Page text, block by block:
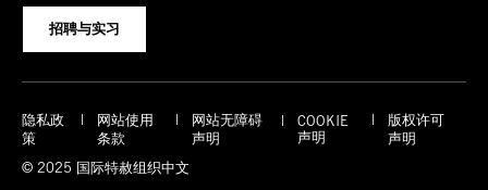
招聘与实习
隐私政
策
网站使用
条款
网站无障碍
声明
COOKIE
声明
版权许可
声明
© 2025 国际特赦组织中文